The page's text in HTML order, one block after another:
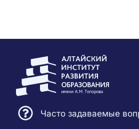
Часто задаваемые